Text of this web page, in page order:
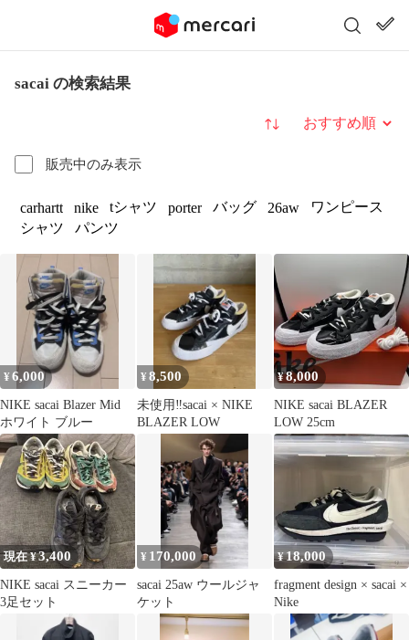
sacai の検索結果
販売中のみ表示
並び替え
carhartt nike tシャツ porter バッグ 26aw
ワンピース
シャツ
パンツ
¥6,000
NIKE sacai Blazer Mid
ホワイト ブルー
¥8,500
未使用‼️sacai × NIKE
BLAZER LOW
¥8,000
NIKE sacai BLAZER
LOW 25cm
現在 ¥3,400
NIKE sacai スニーカー
3足セット
¥ 170,000
sacai 25aw ウールジャ
ケット
¥18,000
fragment design × sacai ×
Nike